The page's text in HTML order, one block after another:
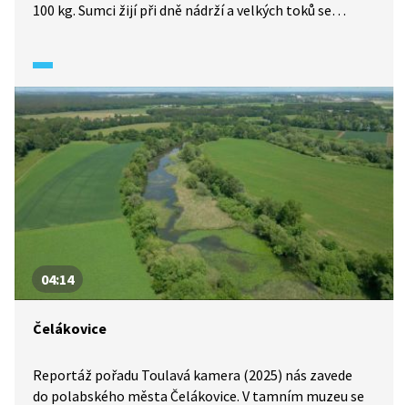
100 kg. Sumci žijí při dně nádrží a velkých toků se
ale známo, že by se odvážili zaútočit na člověka.
04:14
Čelákovice
Reportáž pořadu Toulavá kamera (2025) nás zavede
do polabského města Čelákovice. V tamním muzeu se